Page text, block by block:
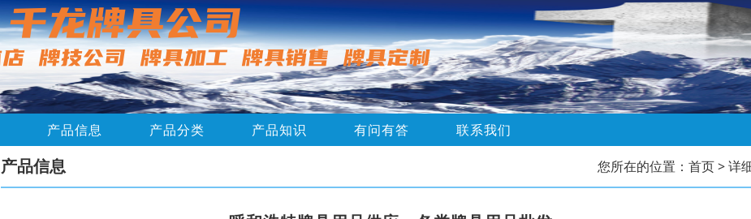
产品信息 产品分类 产品知识 有问有答 联系我们
产品信息 您所在的位置： 首页> 详